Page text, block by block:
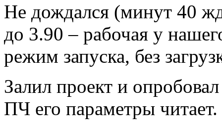
Не дождался (минут 40
до 3.90 – рабочая у
режим запуска, без
Залил проект и
ПЧ его параметры читает.